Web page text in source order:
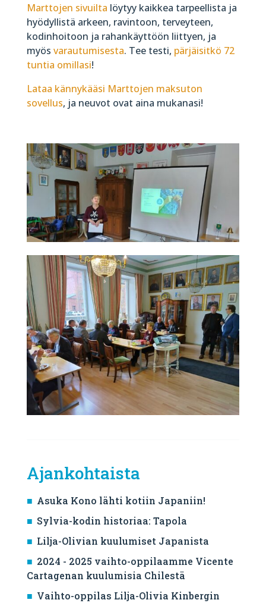
Marttojen sivuilta löytyy kaikkea tarpeellista ja
hyödyllistä arkeen, ravintoon, terveyteen,
kodinhoitoon ja rahankäyttöön liittyen, ja
myös varautumisesta. Tee testi, pärjäisitkö 72
tuntia omillasi!
Lataa kännykääsi Marttojen maksuton
sovellus, ja neuvot ovat aina mukanasi!
Ajankohtaista
Asuka Kono lähti kotiin Japaniin!
Sylvia-kodin historiaa: Tapola
Lilja-Olivian kuulumiset Japanista
2024 - 2025 vaihto-oppilaamme Vicente
Cartagenan kuulumisia Chilestä
Vaihto-oppilas Lilja-Olivia Kinbergin